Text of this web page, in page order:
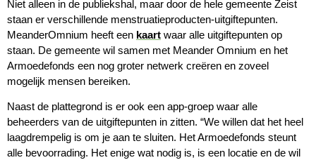
Niet alleen in de publiekshal, maar door de hele gemeente Zeist
staan er verschillende menstruatieproducten-uitgiftepunten.
MeanderOmnium heeft een kaart waar alle uitgiftepunten op
staan. De gemeente wil samen met Meander Omnium en het
Armoedefonds een nog groter netwerk creëren en zoveel
mogelijk mensen bereiken.
Naast de plattegrond is er ook een app-groep waar alle
beheerders van de uitgiftepunten in zitten. “We willen dat het heel
laagdrempelig is om je aan te sluiten. Het Armoedefonds steunt
alle bevoorrading. Het enige wat nodig is, is een locatie en de wil